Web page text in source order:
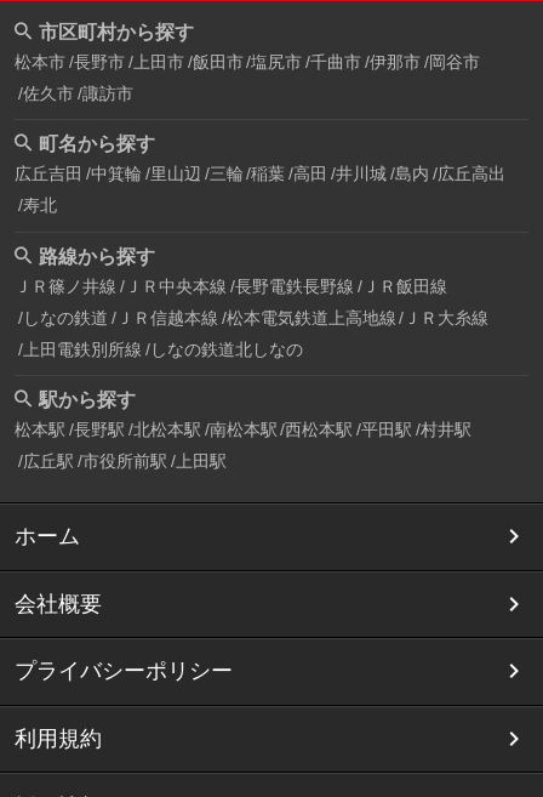
市区町村から探す
松本市 長野市 上田市 飯田市 塩尻市 千曲市 伊那市 岡谷市
佐久市 諏訪市
町名から探す
広丘吉田 中箕輪 里山辺 三輪 稲葉 高田 井川城 島内 広丘高出
寿北
路線から探す
ＪＲ篠ノ井線 ＪＲ中央本線 長野電鉄長野線 ＪＲ飯田線
しなの鉄道 ＪＲ信越本線 松本電気鉄道上高地線
ＪＲ大糸線
上田電鉄別所線 しなの鉄道北しなの
駅から探す
松本駅 長野駅 北松本駅 南松本駅 西松本駅 平田駅 村井駅
広丘駅 市役所前駅 上田駅
ホーム
会社概要
プライバシーポリシー
利用規約